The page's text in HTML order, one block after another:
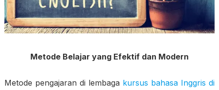
Metode Belajar yang Efektif dan Modern
Metode pengajaran di lembaga kursus bahasa Inggris di